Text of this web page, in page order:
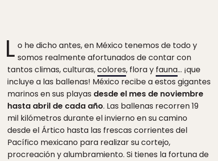
L o he dicho antes, en México tenemos de todo y
somos realmente afortunados de contar con
tantos climas, culturas,colores, flora y fauna… ¡que
incluye a las ballenas! México recibe a estos gigantes
marinos en sus playas desde el mes de noviembre
hasta abril de cada año. Las ballenas recorren 19
mil kilómetros durante el invierno en su camino
desde el Ártico hasta las frescas corrientes del
Pacífico mexicano para realizar su cortejo,
procreación y alumbramiento. Si tienes la fortuna de